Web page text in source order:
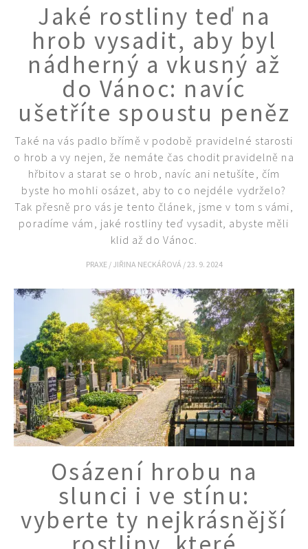
Jaké rostliny teď na
hrob vysadit, aby byl
nádherný a vkusný až
do Vánoc: navíc
ušetříte spoustu peněz
Také na vás padlo břímě v podobě pravidelné starosti
o hrob a vy nejen, že nemáte čas chodit pravidelně na
hřbitov a starat se o hrob, navíc ani netušíte, čím
byste ho mohli osázet, aby to co nejdéle vydrželo?
Tak přesně pro vás je tento článek, jsme v tom s vámi,
poradíme vám, jaké rostliny teď vysadit, abyste měli
klid až do Vánoc.
PRAXE / JIŘINA NECKÁŘOVÁ / 23. 9. 2024
Osázení hrobu na
slunci i ve stínu:
vyberte ty nejkrásnější